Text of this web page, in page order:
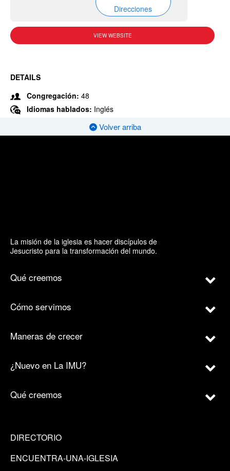
Direcciones
VIEW WEBSITE
DETAILS
Congregación: 48
Idiomas hablados: Inglés
Volver arriba
La misión de la iglesia es hacer discípulos de
Jesucristo para la transformación del mundo.
Qué creemos
Cómo servimos
Maneras de crecer
¿Nuevo en La IMU?
Qué creemos
DIRECTORIO
ENCUENTRA-UNA-IGLESIA